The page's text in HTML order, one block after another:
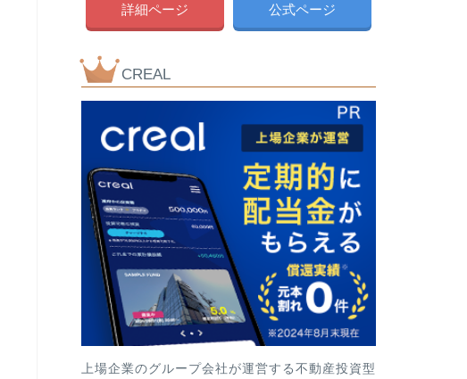
詳細ページ 公式ページ
CREAL
上場企業のグループ会社が運営する不動産投資型